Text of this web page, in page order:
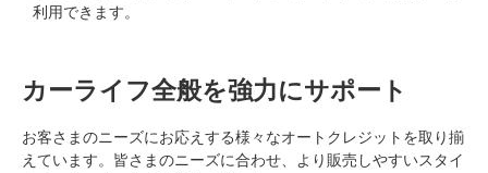
利用できます。
カーライフ全般を強力にサポート
お客さまのニーズにお応えする様々なオートクレジットを取り揃
えています。皆さまのニーズに合わせ、より販売しやすいスタイ